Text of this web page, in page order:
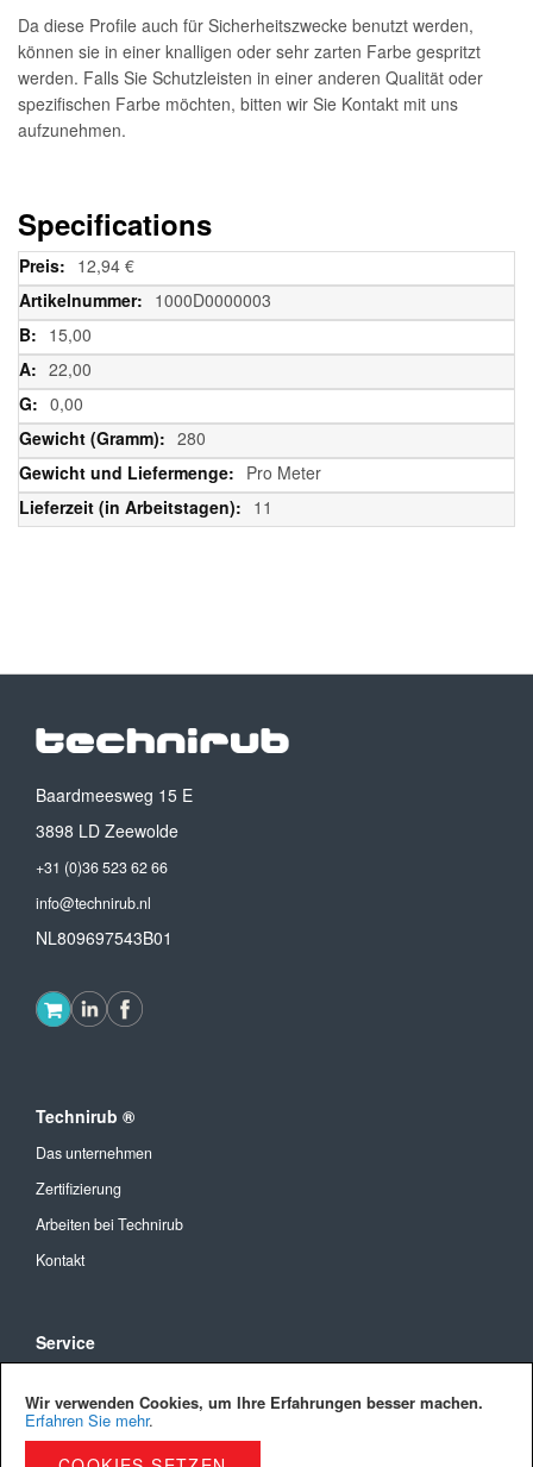
Wir verwenden Cookies, um Ihre Erfahrungen besser machen.
Erfahren Sie mehr.
Da diese Profile auch für Sicherheitszwecke benutzt werden,
können sie in einer knalligen oder sehr zarten Farbe gespritzt
werden. Falls Sie Schutzleisten in einer anderen Qualität oder
spezifischen Farbe möchten, bitten wir Sie Kontakt mit uns
aufzunehmen.
Specifications
Weitere
Informationen
12,94 €
1000D0000003
15,00
22,00
0,00
280
Pro Meter
11
Baardmeesweg 15 E
3898 LD Zeewolde
+31 (0)36 523 62 66
info@technirub.nl
NL809697543B01
Technirub ®
Das unternehmen
Zertifizierung
Arbeiten bei Technirub
Kontakt
Service
Versandkosten und Lieferung